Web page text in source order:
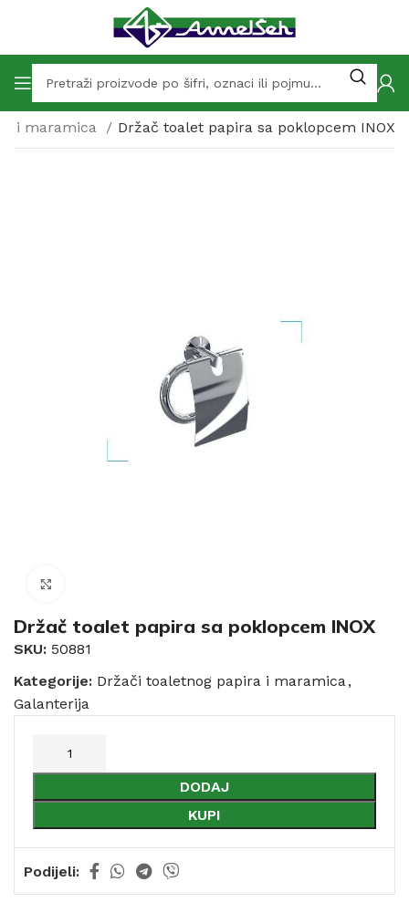
i maramica Držač toalet papira sa poklopcem INOX
Držač toalet papira sa poklopcem INOX
SKU: 50881
Kategorije: Držači toaletnog papira i maramica,
Galanterija
DODAJ
KUPI
Podijeli: